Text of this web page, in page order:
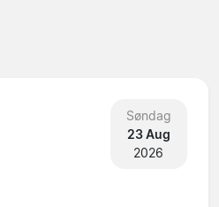
Søndag
23 Aug
2026